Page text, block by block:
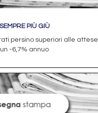
PIÙ GIÙ
persino superiori alle attese
-6,7% annuo